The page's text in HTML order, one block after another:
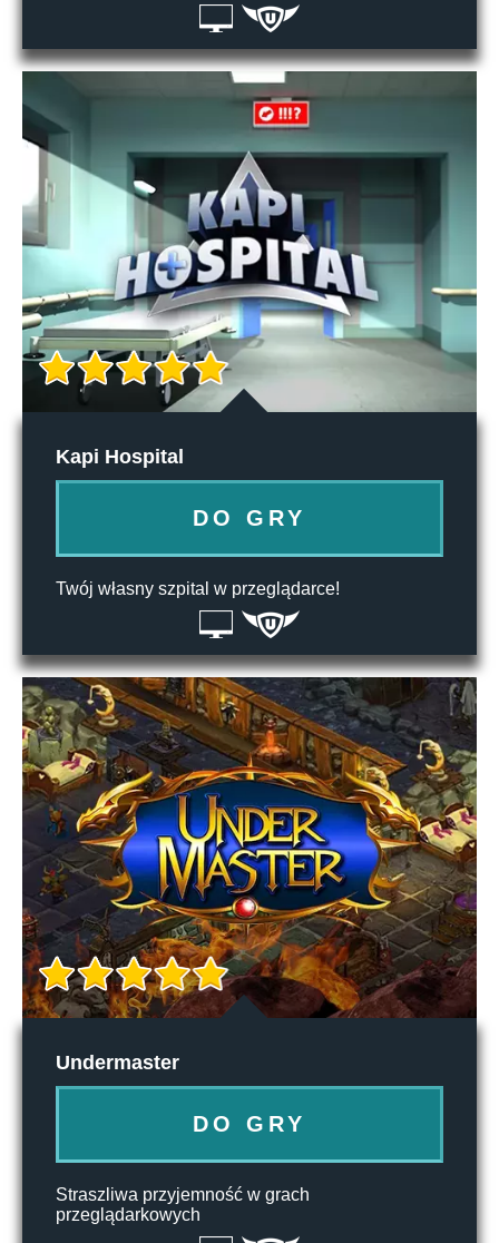
Kapi Hospital
DO GRY
Twój własny szpital w przeglądarce!
Undermaster
DO GRY
Straszliwa przyjemność w grach
przeglądarkowych